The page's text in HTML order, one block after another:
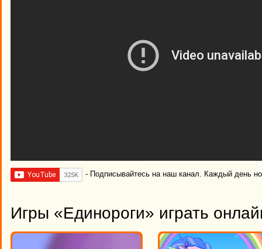
- Подписывайтесь на наш канал. Каждый день
Игры «Единороги» играть